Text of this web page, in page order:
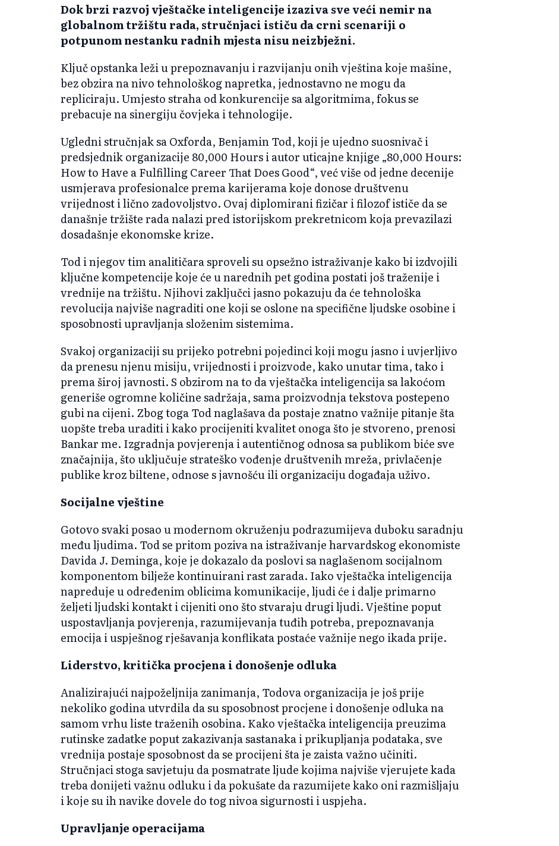
Dok brzi razvoj vještačke inteligencije izaziva sve veći nemir na
globalnom tržištu rada, stručnjaci ističu da crni scenariji o
potpunom nestanku radnih mjesta nisu neizbježni.
Ključ opstanka leži u prepoznavanju i razvijanju onih vještina koje mašine,
bez obzira na nivo tehnološkog napretka, jednostavno ne mogu da
repliciraju. Umjesto straha od konkurencije sa algoritmima, fokus se
prebacuje na sinergiju čovjeka i tehnologije.
Ugledni stručnjak sa Oxforda, Benjamin Tod, koji je ujedno suosnivač i
predsjednik organizacije 80,000 Hours i autor uticajne knjige „80,000 Hours:
How to Have a Fulfilling Career That Does Good“, već više od jedne decenije
usmjerava profesionalce prema karijerama koje donose društvenu
vrijednost i lično zadovoljstvo. Ovaj diplomirani fizičar i filozof ističe da se
današnje tržište rada nalazi pred istorijskom prekretnicom koja prevazilazi
dosadašnje ekonomske krize.
Tod i njegov tim analitičara sproveli su opsežno istraživanje kako bi izdvojili
ključne kompetencije koje će u narednih pet godina postati još traženije i
vrednije na tržištu. Njihovi zaključci jasno pokazuju da će tehnološka
revolucija najviše nagraditi one koji se oslone na specifične ljudske osobine i
sposobnosti upravljanja složenim sistemima.
Svakoj organizaciji su prijeko potrebni pojedinci koji mogu jasno i uvjerljivo
da prenesu njenu misiju, vrijednosti i proizvode, kako unutar tima, tako i
prema široj javnosti. S obzirom na to da vještačka inteligencija sa lakoćom
generiše ogromne količine sadržaja, sama proizvodnja tekstova postepeno
gubi na cijeni. Zbog toga Tod naglašava da postaje znatno važnije pitanje šta
uopšte treba uraditi i kako procijeniti kvalitet onoga što je stvoreno, prenosi
Bankar me. Izgradnja povjerenja i autentičnog odnosa sa publikom biće sve
značajnija, što uključuje strateško vođenje društvenih mreža, privlačenje
publike kroz biltene, odnose s javnošću ili organizaciju događaja uživo.
Socijalne vještine
Gotovo svaki posao u modernom okruženju podrazumijeva duboku saradnju
među ljudima. Tod se pritom poziva na istraživanje harvardskog ekonomiste
Davida J. Deminga, koje je dokazalo da poslovi sa naglašenom socijalnom
komponentom bilježe kontinuirani rast zarada. Iako vještačka inteligencija
napreduje u određenim oblicima komunikacije, ljudi će i dalje primarno
željeti ljudski kontakt i cijeniti ono što stvaraju drugi ljudi. Vještine poput
uspostavljanja povjerenja, razumijevanja tuđih potreba, prepoznavanja
emocija i uspješnog rješavanja konflikata postaće važnije nego ikada prije.
Liderstvo, kritička procjena i donošenje odluka
Analizirajući najpoželjnija zanimanja, Todova organizacija je još prije
nekoliko godina utvrdila da su sposobnost procjene i donošenje odluka na
samom vrhu liste traženih osobina. Kako vještačka inteligencija preuzima
rutinske zadatke poput zakazivanja sastanaka i prikupljanja podataka, sve
vrednija postaje sposobnost da se procijeni šta je zaista važno učiniti.
Stručnjaci stoga savjetuju da posmatrate ljude kojima najviše vjerujete kada
treba donijeti važnu odluku i da pokušate da razumijete kako oni razmišljaju
i koje su ih navike dovele do tog nivoa sigurnosti i uspjeha.
Upravljanje operacijama